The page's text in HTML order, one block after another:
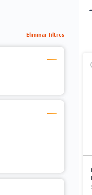
Eliminar filtros